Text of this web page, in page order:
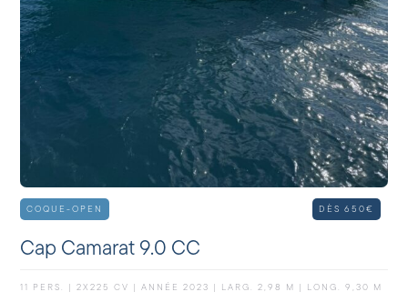
COQUE-OPEN DÈS 650€
Cap Camarat 9.0 CC
11 PERS. | 2X225 CV | ANNÉE 2023 | LARG. 2,98 M | LONG. 9,30 M